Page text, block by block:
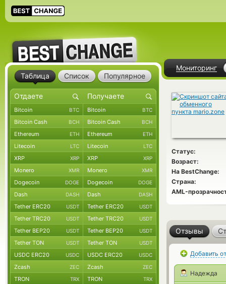
Мониторинг
Статус:
Возраст:
На BestChange:
Страна:
AML-
Отзывы
Добавить
Надежда
Таблица Список Популярное
Bitcoin BTC Bitcoin BTC
Bitcoin Cash BCH Bitcoin Cash BCH
Ethereum ETH Ethereum ETH
Litecoin LTC Litecoin LTC
XRP XRP XRP XRP
Monero XMR Monero XMR
Dogecoin DOGE Dogecoin DOGE
Dash DASH Dash DASH
Tether ERC20 USDT Tether ERC20 USDT
Tether TRC20 USDT Tether TRC20 USDT
Tether BEP20 USDT Tether BEP20 USDT
Tether TON USDT Tether TON USDT
USDC ERC20 USDC USDC ERC20 USDC
Zcash ZEC Zcash ZEC
TRON TRX TRON TRX